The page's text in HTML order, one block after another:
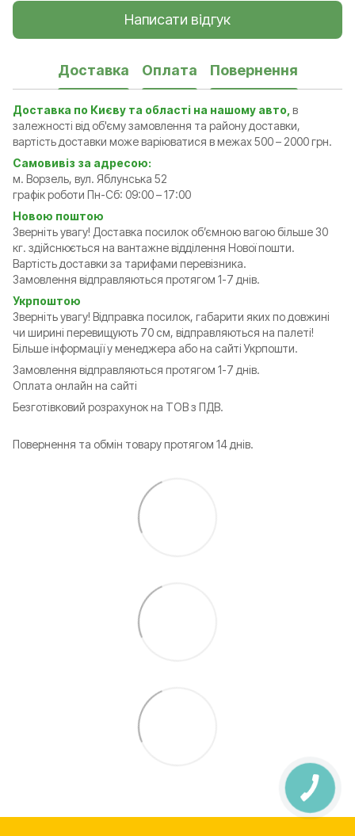
Написати відгук
Доставка Оплата Повернення
Доставка по Києву та області на нашому авто, в
залежності від об'єму замовлення та району доставки,
вартість доставки може варіюватися в межах 500 – 2000 грн.
Самовивіз за адресою:
м. Ворзель, вул. Яблунська 52
графік роботи Пн-Сб: 09:00 – 17:00
Новою поштою
Зверніть увагу! Доставка посилок обʼємною вагою більше 30
кг. здійснюється на вантажне відділення Нової пошти.
Вартість доставки за тарифами перевізника.
Замовлення відправляються протягом 1-7 днів.
Укрпоштою
Зверніть увагу! Відправка посилок, габарити яких по довжині
чи ширині перевищують 70 см, відправляються на палеті!
Більше інформації у менеджера або на сайті Укрпошти.
Замовлення відправляються протягом 1-7 днів.
Оплата онлайн на сайті
Безготівковий розрахунок на ТОВ з ПДВ.
Повернення та обмін товару протягом 14 днів.